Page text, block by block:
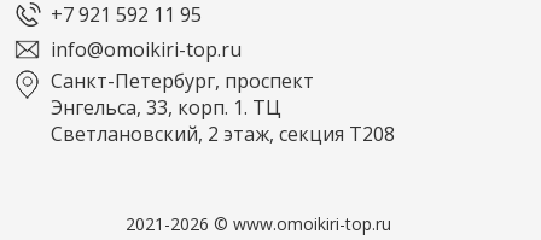
+7 921 592 11 95
info@omoikiri-top.ru
Санкт-Петербург, проспект
Энгельса, 33, корп. 1. ТЦ
Светлановский, 2 этаж, секция Т208
2021-2026 © www.omoikiri-top.ru